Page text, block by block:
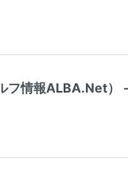
フ情報ALBA.Net）